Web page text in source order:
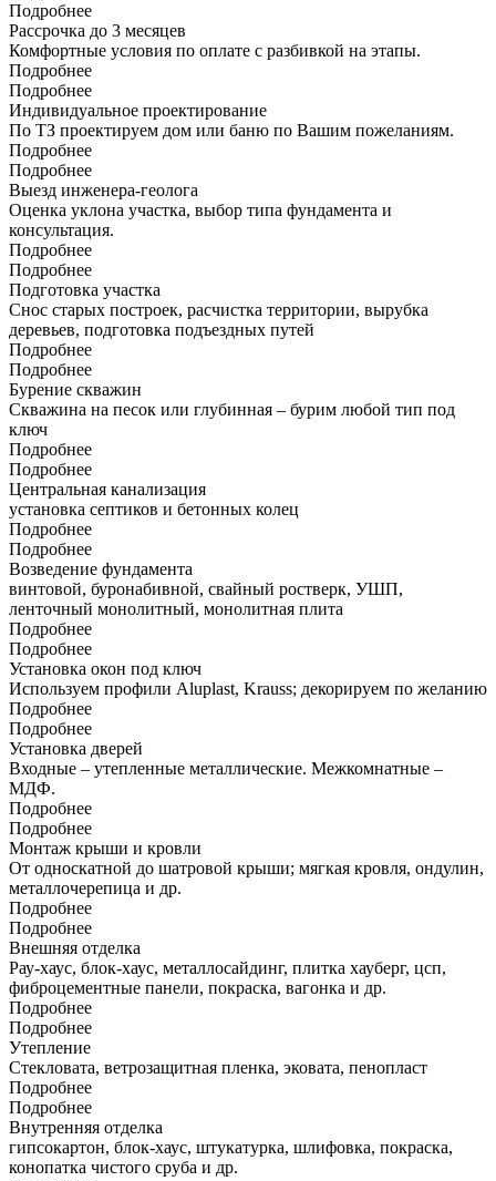
Подробнее
Рассрочка до 3 месяцев
Комфортные условия по оплате с разбивкой на этапы.
Подробнее
Подробнее
Индивидуальное проектирование
По ТЗ проектируем дом или баню по Вашим пожеланиям.
Подробнее
Подробнее
Выезд инженера-геолога
Оценка уклона участка, выбор типа фундамента и
консультация.
Подробнее
Подробнее
Подготовка участка
Снос старых построек, расчистка территории, вырубка
деревьев, подготовка подъездных путей
Подробнее
Подробнее
Бурение скважин
Скважина на песок или глубинная – бурим любой тип под
ключ
Подробнее
Подробнее
Центральная канализация
установка септиков и бетонных колец
Подробнее
Подробнее
Возведение фундамента
винтовой, буронабивной, свайный ростверк, УШП,
ленточный монолитный, монолитная плита
Подробнее
Подробнее
Установка окон под ключ
Используем профили Aluplast, Krauss; декорируем по желанию
Подробнее
Подробнее
Установка дверей
Входные – утепленные металлические. Межкомнатные –
МДФ.
Подробнее
Подробнее
Монтаж крыши и кровли
От односкатной до шатровой крыши; мягкая кровля, ондулин,
металлочерепица и др.
Подробнее
Подробнее
Внешняя отделка
Рау-хаус, блок-хаус, металлосайдинг, плитка хауберг, цсп,
фиброцементные панели, покраска, вагонка и др.
Подробнее
Подробнее
Утепление
Стекловата, ветрозащитная пленка, эковата, пенопласт
Подробнее
Подробнее
Внутренняя отделка
гипсокартон, блок-хаус, штукатурка, шлифовка, покраска,
конопатка чистого сруба и др.